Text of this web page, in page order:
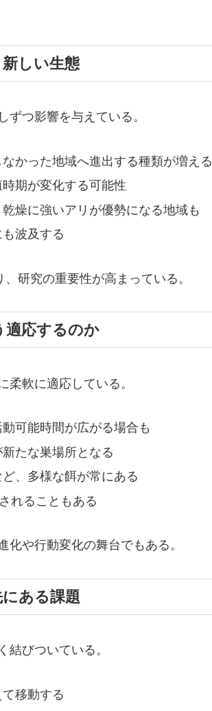
しい生態
つ影響を与えている。
かった地域へ進出する種類が増える
期が変化する可能性
燥に強いアリが優勢になる地域も
波及する
研究の重要性が高まっている。
応するのか
軟に適応している。
可能時間が広がる場合も
たな巣場所となる
、多様な餌が常にある
れることもある
や行動変化の舞台でもある。
ある課題
結びついている。
移動する